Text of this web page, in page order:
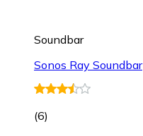
Soundbar
Sonos Ray Soundbar
(6)